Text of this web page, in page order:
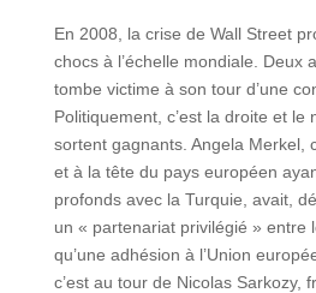
En 2008, la crise de Wall Street
chocs à l’échelle mondiale. Deux
tombe victime à son tour d’une
Politiquement, c’est la droite et le
sortent gagnants. Angela Merkel,
et à la tête du pays européen
profonds avec la Turquie, avait,
un « partenariat privilégié » entre
qu’une adhésion à l’Union
c’est au tour de Nicolas Sarkozy,